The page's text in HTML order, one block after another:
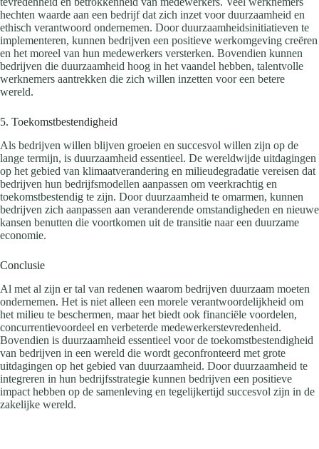
hechten waarde aan een bedrijf dat zich inzet voor duurzaamheid en
ethisch verantwoord ondernemen. Door duurzaamheidsinitiatieven te
implementeren, kunnen bedrijven een positieve werkomgeving creëren
en het moreel van hun medewerkers versterken. Bovendien kunnen
bedrijven die duurzaamheid hoog in het vaandel hebben, talentvolle
werknemers aantrekken die zich willen inzetten voor een betere
wereld.
5. Toekomstbestendigheid
Als bedrijven willen blijven groeien en succesvol willen zijn op de
lange termijn, is duurzaamheid essentieel. De wereldwijde uitdagingen
op het gebied van klimaatverandering en milieudegradatie vereisen dat
bedrijven hun bedrijfsmodellen aanpassen om veerkrachtig en
toekomstbestendig te zijn. Door duurzaamheid te omarmen, kunnen
bedrijven zich aanpassen aan veranderende omstandigheden en nieuwe
kansen benutten die voortkomen uit de transitie naar een duurzame
economie.
Conclusie
Al met al zijn er tal van redenen waarom bedrijven duurzaam moeten
ondernemen. Het is niet alleen een morele verantwoordelijkheid om
het milieu te beschermen, maar het biedt ook financiële voordelen,
concurrentievoordeel en verbeterde medewerkerstevredenheid.
Bovendien is duurzaamheid essentieel voor de toekomstbestendigheid
van bedrijven in een wereld die wordt geconfronteerd met grote
uitdagingen op het gebied van duurzaamheid. Door duurzaamheid te
integreren in hun bedrijfsstrategie kunnen bedrijven een positieve
impact hebben op de samenleving en tegelijkertijd succesvol zijn in de
zakelijke wereld.